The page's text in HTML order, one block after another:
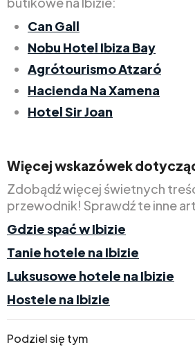
Can Gall
Nobu Hotel Ibiza Bay
Agrótourismo Atzaró
Hacienda Na Xamena
Hotel Sir Joan
Więcej wskazówek
Zdobądź więcej świetnych
przewodnik! Sprawdź te inne
Gdzie spać w Ibizie
Tanie hotele na Ibizie
Luksusowe hotele na Ibizie
Hostele na Ibizie
Podziel się tym